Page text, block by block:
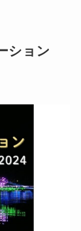
ション